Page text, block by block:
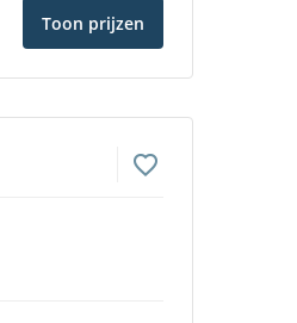
Toon prijzen